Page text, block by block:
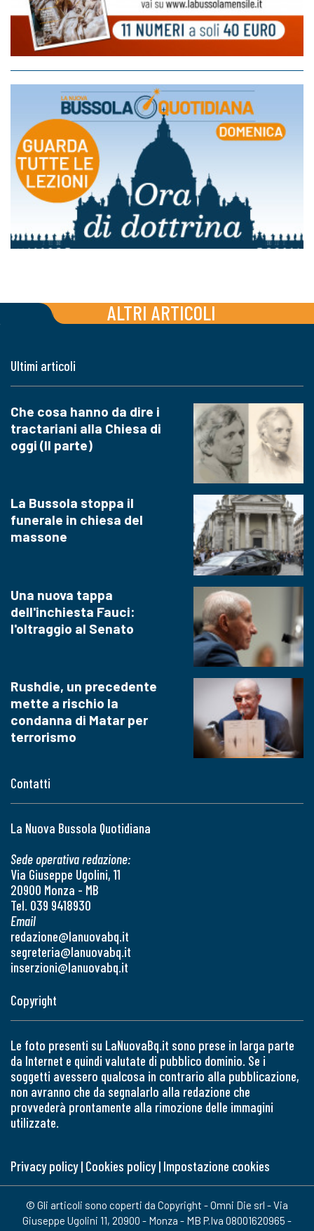
ALTRI ARTICOLI
Contatti
La Nuova Bussola Quotidiana
Sede operativa redazione:
Via Giuseppe Ugolini, 11
20900 Monza - MB
Tel. 039 9418930
Email
redazione@lanuovabq.it
segreteria@lanuovabq.it
inserzioni@lanuovabq.it
Ultimi articoli
Che cosa hanno da dire i
tractariani alla Chiesa di
oggi (II parte)
La Bussola stoppa il
funerale in chiesa del
massone
Una nuova tappa
dell'inchiesta Fauci:
l'oltraggio al Senato
Rushdie, un precedente
mette a rischio la
condanna di Matar per
terrorismo
Copyright
Le foto presenti su LaNuovaBq.it sono prese in larga parte
da Internet e quindi valutate di pubblico dominio. Se i
soggetti avessero qualcosa in contrario alla pubblicazione,
non avranno che da segnalarlo alla redazione che
provvederà prontamente alla rimozione delle immagini
utilizzate.
Privacy policy| Cookies policy| Impostazione cookies
© Gli articoli sono coperti da Copyright - Omni Die srl - Via
Giuseppe Ugolini 11, 20900 - Monza - MB P.Iva 08001620965 -